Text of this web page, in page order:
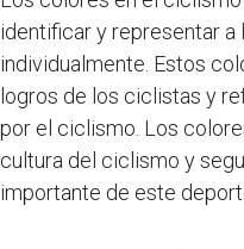
identificar y representar
individualmente. Estos
logros de los ciclistas y
por el ciclismo. Los
cultura del ciclismo y
importante de este